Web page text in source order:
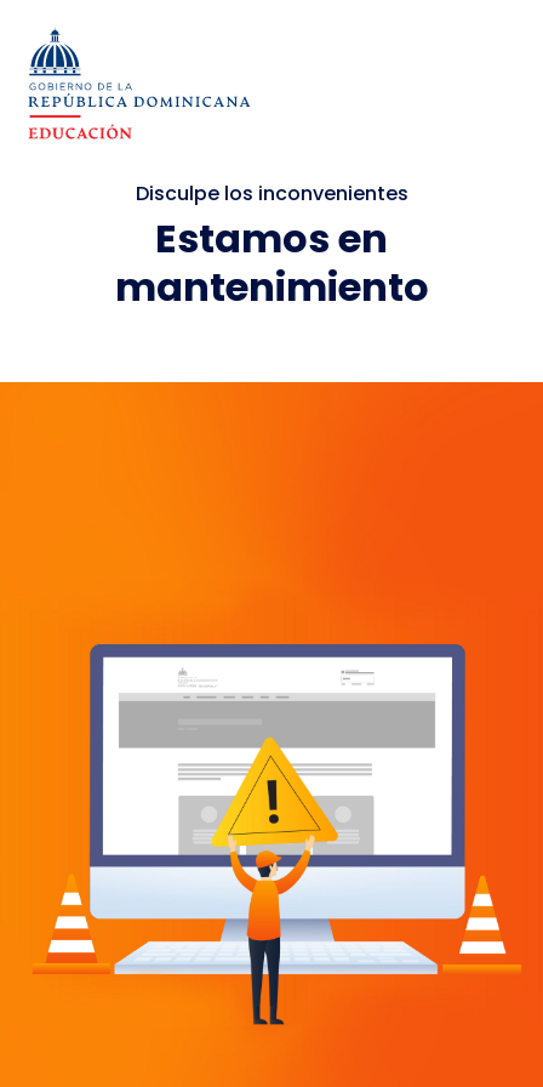
Disculpe los inconvenientes
Estamos en
mantenimiento